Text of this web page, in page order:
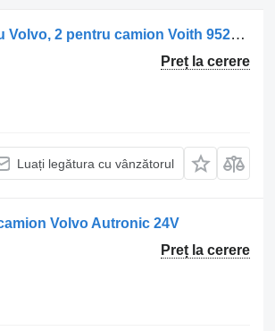
Unitate de Control Cutie de Viteze ECU Automatic pentru Volvo, 2 pentru camion Voith 9522704-70320418-79
Preț la cerere
Luați legătura cu vânzătorul
Volvo Autronic 24V
Preț la cerere